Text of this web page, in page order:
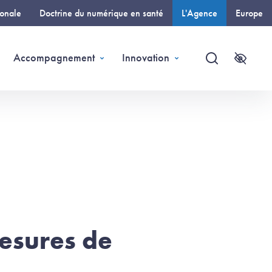
Doctrine du numérique en santé L'Agence Europe
Accompagnement Innovation
Recherche
de